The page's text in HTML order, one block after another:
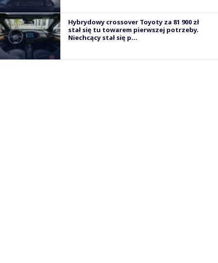
Hybrydowy crossover Toyoty za 81 900 zł
stał się tu towarem pierwszej potrzeby.
Niechcący stał się p...